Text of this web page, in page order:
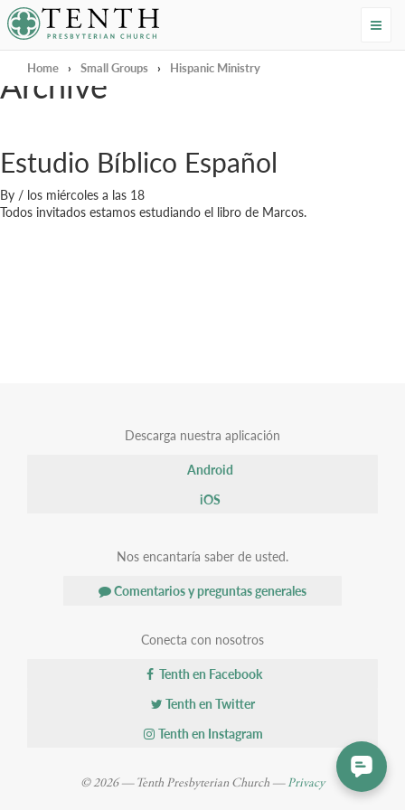
Tenth Presbyterian Church
Home › Small Groups › Hispanic Ministry
Archive
Estudio Bíblico Español
By / los miércoles a las 18
Todos invitados estamos estudiando el libro de Marcos.
Descarga nuestra aplicación
Android
iOS
Nos encantaría saber de usted.
Comentarios y preguntas generales
Conecta con nosotros
Tenth en Facebook
Tenth en Twitter
Tenth en Instagram
© 2026 — Tenth Presbyterian Church —Privacy